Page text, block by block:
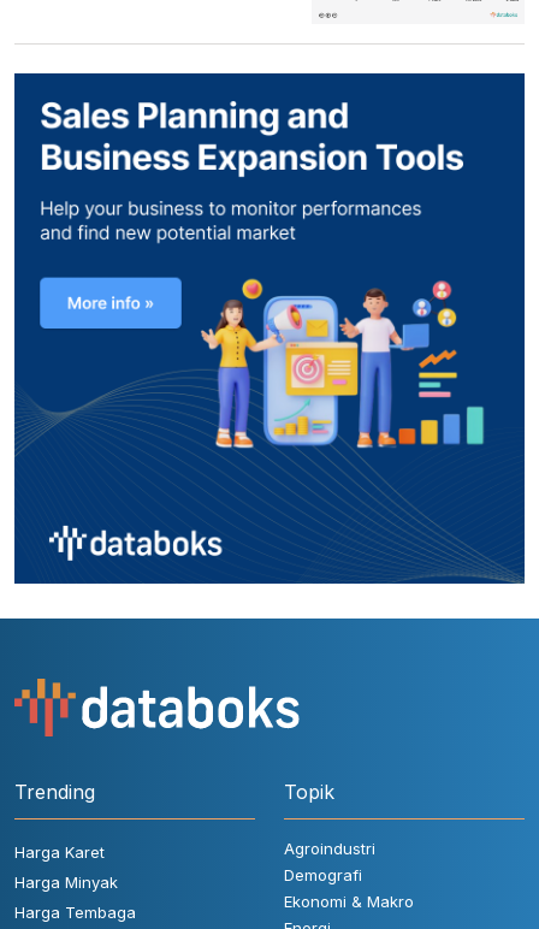
Trending
Harga Karet
Harga Minyak
Harga Tembaga
Topik
Agroindustri
Demografi
Ekonomi & Makro